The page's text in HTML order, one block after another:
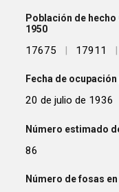
Población de hecho
1950
17675 | 17911 |
Fecha de
20 de julio de 1936
Número estimado
86
Número de fosas